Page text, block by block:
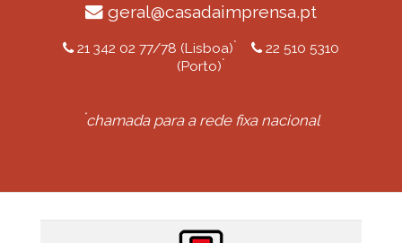
geral@casadaimprensa.pt
21 342 02 77/78 (Lisboa)*
22 510 5310
(Porto)*
*chamada para a rede fixa nacional